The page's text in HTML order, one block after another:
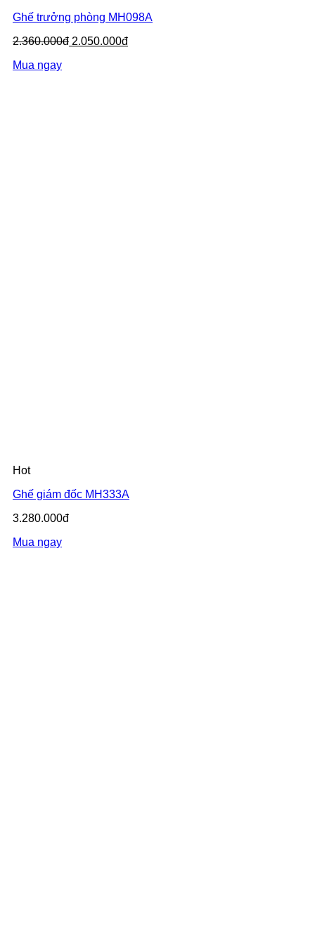
Ghế trưởng phòng MH098A
2.360.000đ 2.050.000đ
Mua ngay
Hot
Ghế giám đốc MH333A
3.280.000đ
Mua ngay